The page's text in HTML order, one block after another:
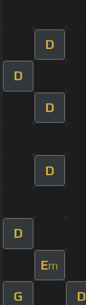
D
D
D
D
D
Em
G D